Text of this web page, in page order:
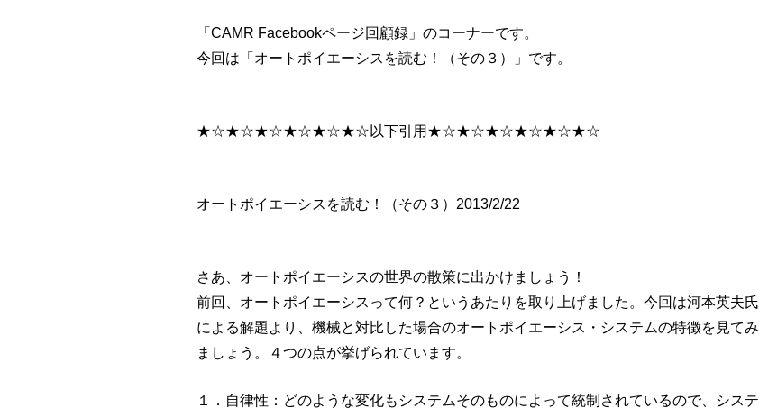
「CAMR Facebookページ回顧録」のコーナーです。
今回は「オートポイエーシスを読む！（その３）」です。
★☆★☆★☆★☆★☆★☆以下引用★☆★☆★☆★☆★☆★☆
オートポイエーシスを読む！（その３）2013/2/22
さあ、オートポイエーシスの世界の散策に出かけましょう！
前回、オートポイエーシスって何？というあたりを取り上げました。今回は河本英夫氏
による解題より、機械と対比した場合のオートポイエーシス・システムの特徴を見てみ
ましょう。４つの点が挙げられています。
１．自律性：どのような変化もシステムそのものによって統制されているので、システ